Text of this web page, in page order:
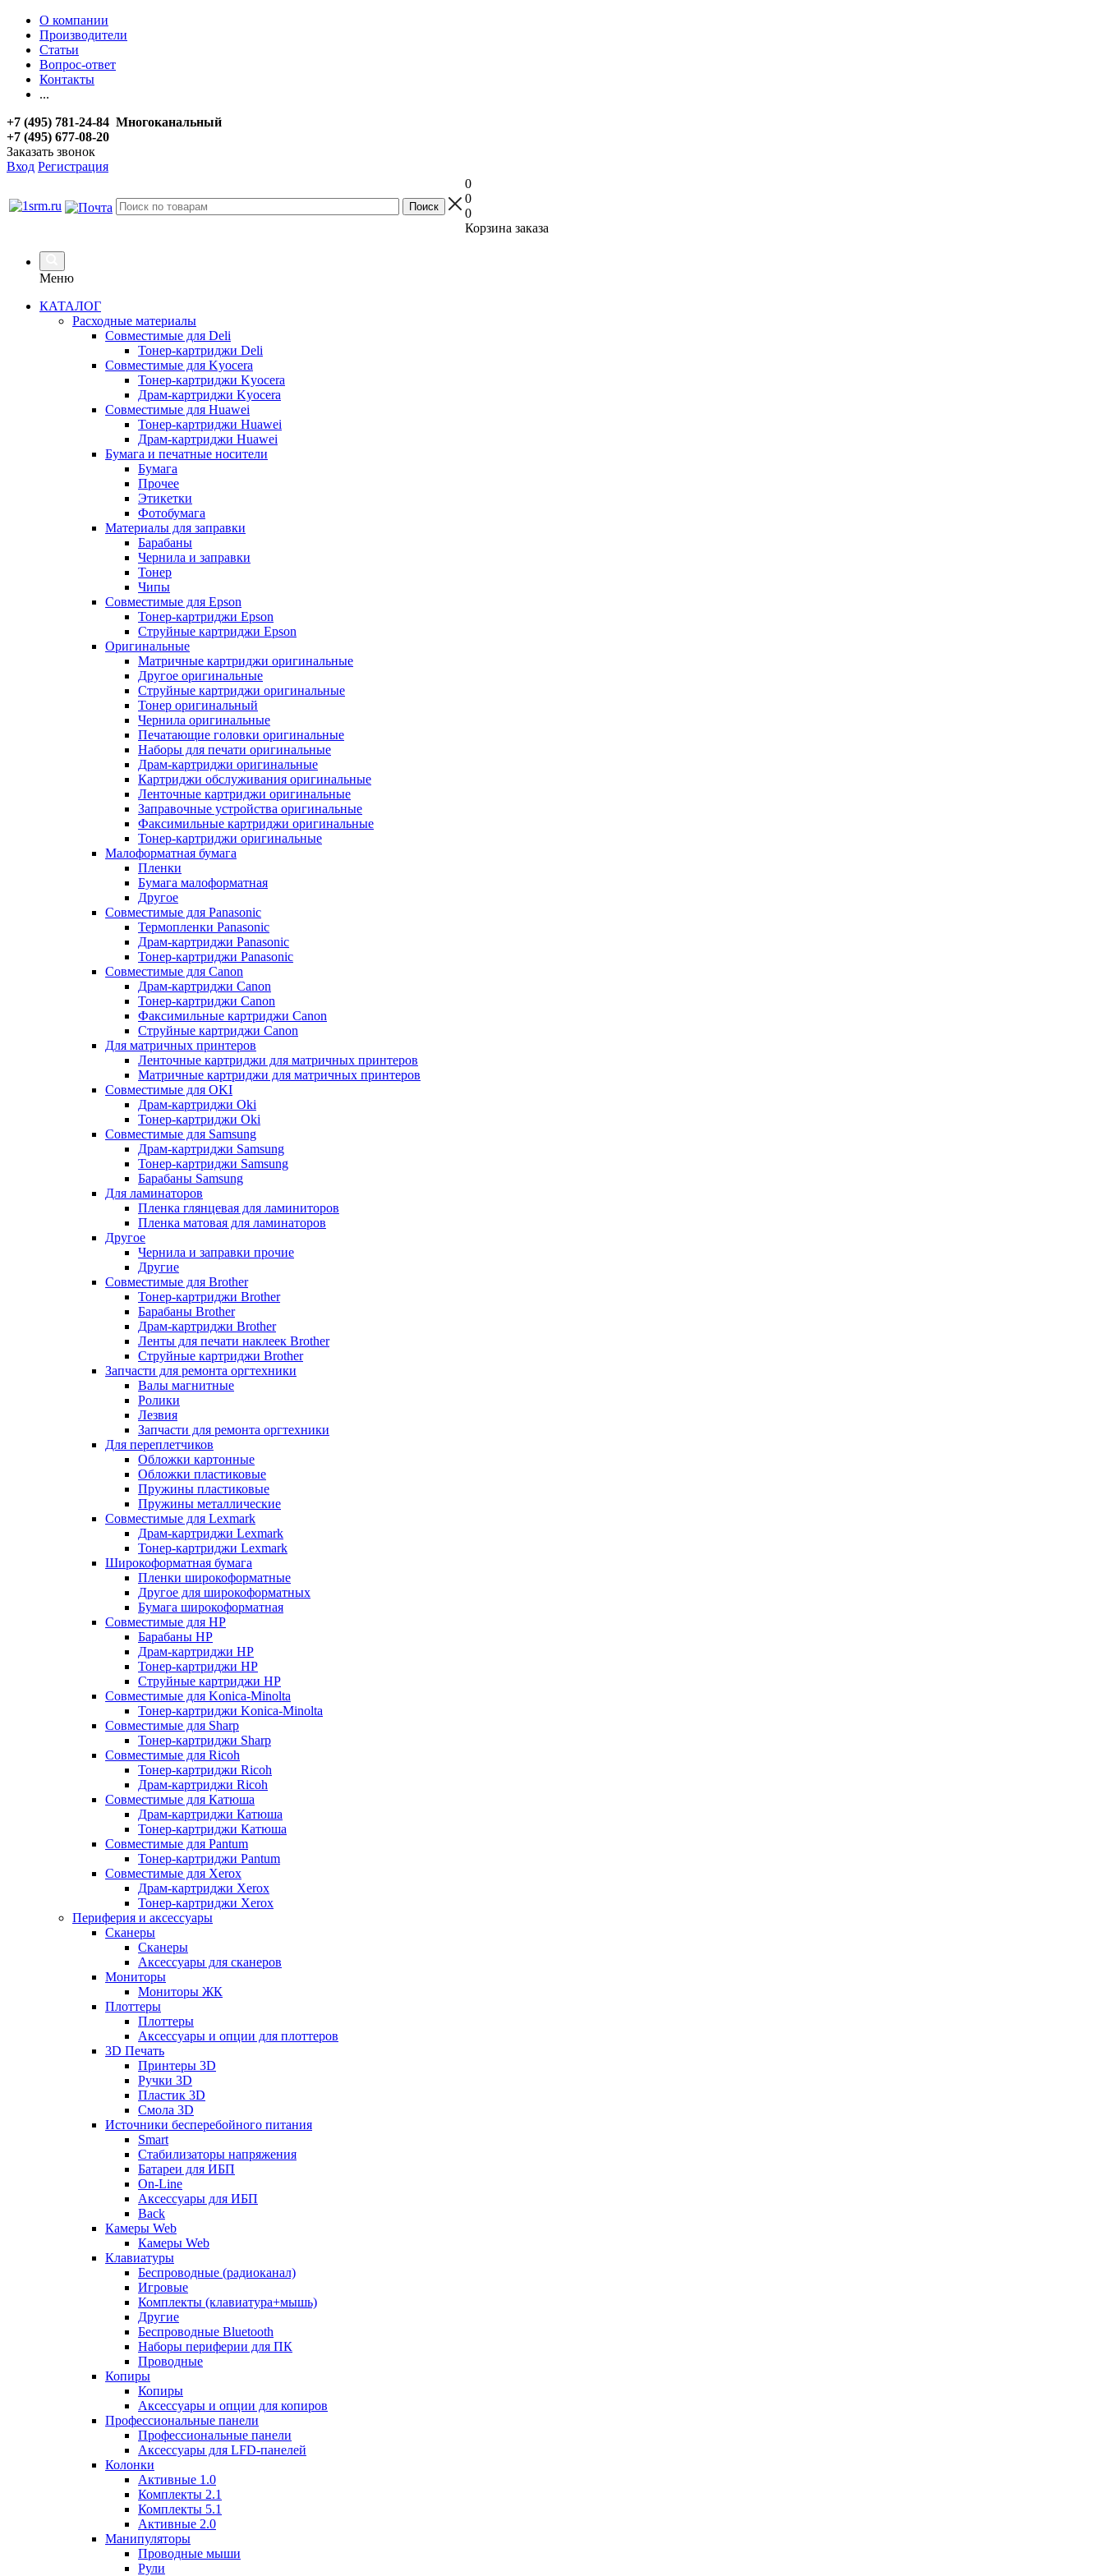
О компании
Производители
Статьи
Вопрос-ответ
Контакты
...
+7 (495) 781-24-84 Многоканальный
+7 (495) 677-08-20
Заказать звонок
Вход Регистрация
0
0
0
Корзина заказа
Меню
КАТАЛОГ
Расходные материалы
Совместимые для Deli
Тонер-картриджи Deli
Совместимые для Kyocera
Тонер-картриджи Kyocera
Драм-картриджи Kyocera
Совместимые для Huawei
Тонер-картриджи Huawei
Драм-картриджи Huawei
Бумага и печатные носители
Бумага
Прочее
Этикетки
Фотобумага
Материалы для заправки
Барабаны
Чернила и заправки
Тонер
Чипы
Совместимые для Epson
Тонер-картриджи Epson
Струйные картриджи Epson
Оригинальные
Матричные картриджи оригинальные
Другое оригинальные
Струйные картриджи оригинальные
Тонер оригинальный
Чернила оригинальные
Печатающие головки оригинальные
Наборы для печати оригинальные
Драм-картриджи оригинальные
Картриджи обслуживания оригинальные
Ленточные картриджи оригинальные
Заправочные устройства оригинальные
Факсимильные картриджи оригинальные
Тонер-картриджи оригинальные
Малоформатная бумага
Пленки
Бумага малоформатная
Другое
Совместимые для Panasonic
Термопленки Panasonic
Драм-картриджи Panasonic
Тонер-картриджи Panasonic
Совместимые для Canon
Драм-картриджи Canon
Тонер-картриджи Canon
Факсимильные картриджи Canon
Струйные картриджи Canon
Для матричных принтеров
Ленточные картриджи для матричных принтеров
Матричные картриджи для матричных принтеров
Совместимые для OKI
Драм-картриджи Oki
Тонер-картриджи Oki
Совместимые для Samsung
Драм-картриджи Samsung
Тонер-картриджи Samsung
Барабаны Samsung
Для ламинаторов
Пленка глянцевая для ламиниторов
Пленка матовая для ламинаторов
Другое
Чернила и заправки прочие
Другие
Совместимые для Brother
Тонер-картриджи Brother
Барабаны Brother
Драм-картриджи Brother
Ленты для печати наклеек Brother
Струйные картриджи Brother
Запчасти для ремонта оргтехники
Валы магнитные
Ролики
Лезвия
Запчасти для ремонта оргтехники
Для переплетчиков
Обложки картонные
Обложки пластиковые
Пружины пластиковые
Пружины металлические
Совместимые для Lexmark
Драм-картриджи Lexmark
Тонер-картриджи Lexmark
Широкоформатная бумага
Пленки широкоформатные
Другое для широкоформатных
Бумага широкоформатная
Совместимые для HP
Барабаны HP
Драм-картриджи HP
Тонер-картриджи HP
Струйные картриджи HP
Совместимые для Konica-Minolta
Тонер-картриджи Konica-Minolta
Совместимые для Sharp
Тонер-картриджи Sharp
Совместимые для Ricoh
Тонер-картриджи Ricoh
Драм-картриджи Ricoh
Совместимые для Катюша
Драм-картриджи Катюша
Тонер-картриджи Катюша
Совместимые для Pantum
Тонер-картриджи Pantum
Совместимые для Xerox
Драм-картриджи Xerox
Тонер-картриджи Xerox
Периферия и аксессуары
Сканеры
Сканеры
Аксессуары для сканеров
Мониторы
Мониторы ЖК
Плоттеры
Плоттеры
Аксессуары и опции для плоттеров
3D Печать
Принтеры 3D
Ручки 3D
Пластик 3D
Смола 3D
Источники бесперебойного питания
Smart
Стабилизаторы напряжения
Батареи для ИБП
On-Line
Аксессуары для ИБП
Back
Камеры Web
Камеры Web
Клавиатуры
Беспроводные (радиоканал)
Игровые
Комплекты (клавиатура+мышь)
Другие
Беспроводные Bluetooth
Наборы периферии для ПК
Проводные
Копиры
Копиры
Аксессуары и опции для копиров
Профессиональные панели
Профессиональные панели
Аксессуары для LFD-панелей
Колонки
Активные 1.0
Комплекты 2.1
Комплекты 5.1
Активные 2.0
Манипуляторы
Проводные мыши
Рули